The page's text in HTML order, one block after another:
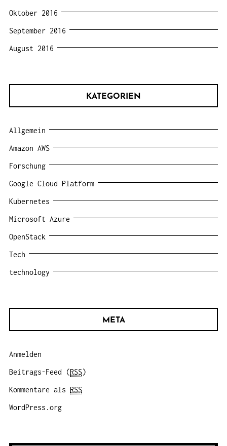
Oktober 2016
September 2016
August 2016
KATEGORIEN
Allgemein
Amazon AWS
Forschung
Google Cloud Platform
Kubernetes
Microsoft Azure
OpenStack
Tech
technology
META
Anmelden
Beitrags-Feed (RSS)
Kommentare als RSS
WordPress.org